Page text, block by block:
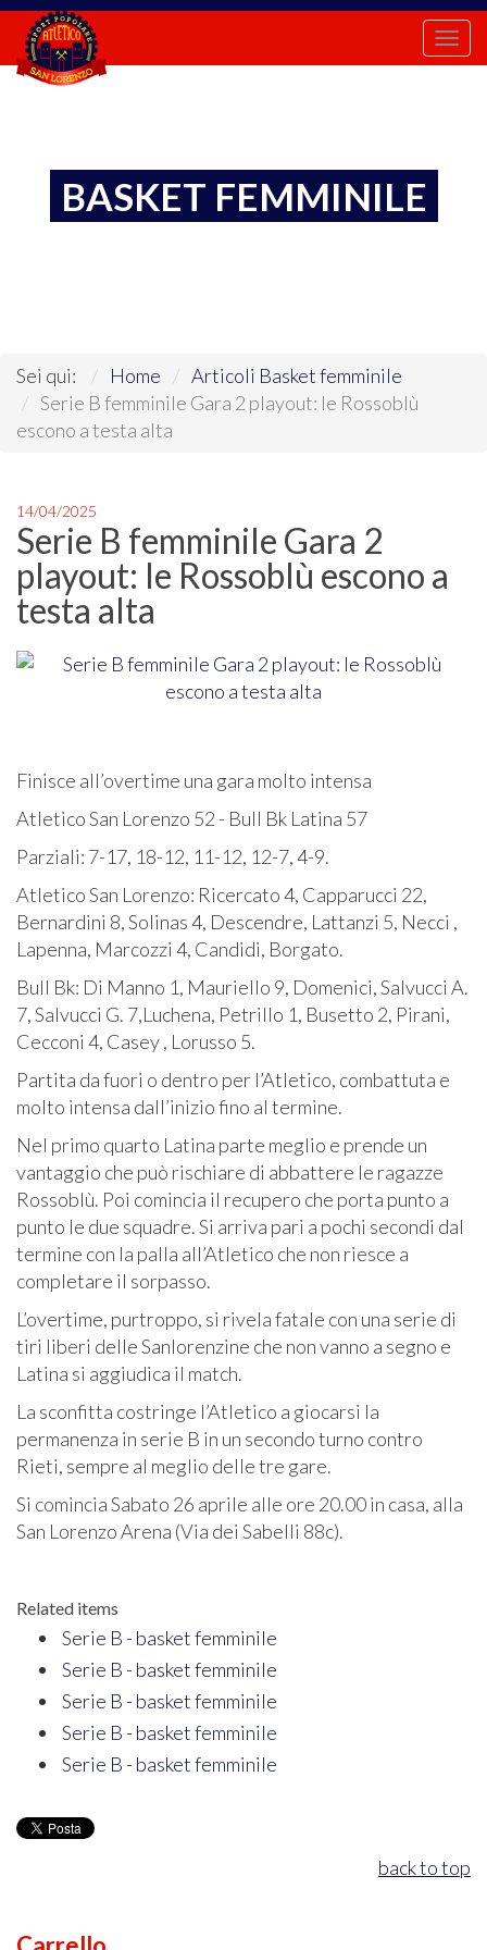
BASKET FEMMINILE
Sei qui: Home
Articoli Basket femminile
Serie B femminile Gara 2 playout: le Rossoblù
escono a testa alta
14/04/2025
Serie B femminile Gara 2
playout: le Rossoblù escono a
testa alta
Finisce all’overtime una gara molto intensa
Atletico San Lorenzo 52 - Bull Bk Latina 57
Parziali: 7-17, 18-12, 11-12, 12-7, 4-9.
Atletico San Lorenzo: Ricercato 4, Capparucci 22,
Bernardini 8, Solinas 4, Descendre, Lattanzi 5, Necci ,
Lapenna, Marcozzi 4, Candidi, Borgato.
Bull Bk: Di Manno 1, Mauriello 9, Domenici, Salvucci A.
7, Salvucci G. 7,Luchena, Petrillo 1, Busetto 2, Pirani,
Cecconi 4, Casey , Lorusso 5.
Partita da fuori o dentro per l’Atletico, combattuta e
molto intensa dall’inizio fino al termine.
Nel primo quarto Latina parte meglio e prende un
vantaggio che può rischiare di abbattere le ragazze
Rossoblù. Poi comincia il recupero che porta punto a
punto le due squadre. Si arriva pari a pochi secondi dal
termine con la palla all’Atletico che non riesce a
completare il sorpasso.
L’overtime, purtroppo, si rivela fatale con una serie di
tiri liberi delle Sanlorenzine che non vanno a segno e
Latina si aggiudica il match.
La sconfitta costringe l’Atletico a giocarsi la
permanenza in serie B in un secondo turno contro
Rieti, sempre al meglio delle tre gare.
Si comincia Sabato 26 aprile alle ore 20.00 in casa, alla
San Lorenzo Arena (Via dei Sabelli 88c).
Related items
Serie B - basket femminile
Serie B - basket femminile
Serie B - basket femminile
Serie B - basket femminile
Serie B - basket femminile
back to top